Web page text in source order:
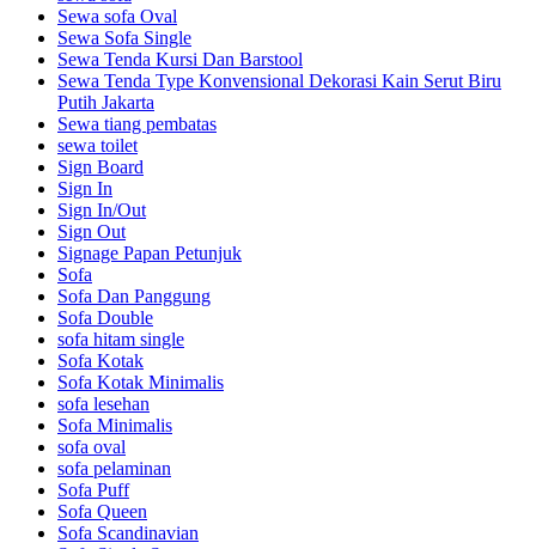
Sewa sofa Oval
Sewa Sofa Single
Sewa Tenda Kursi Dan Barstool
Sewa Tenda Type Konvensional Dekorasi Kain Serut Biru
Putih Jakarta
Sewa tiang pembatas
sewa toilet
Sign Board
Sign In
Sign In/Out
Sign Out
Signage Papan Petunjuk
Sofa
Sofa Dan Panggung
Sofa Double
sofa hitam single
Sofa Kotak
Sofa Kotak Minimalis
sofa lesehan
Sofa Minimalis
sofa oval
sofa pelaminan
Sofa Puff
Sofa Queen
Sofa Scandinavian